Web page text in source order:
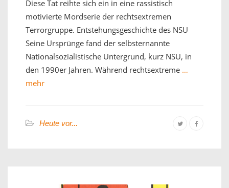
Diese Tat reihte sich ein in eine rassistisch
motivierte Mordserie der rechtsextremen
Terrorgruppe. Entstehungsgeschichte des NSU
Seine Ursprünge fand der selbsternannte
Nationalsozialistische Untergrund, kurz NSU, in
den 1990er Jahren. Während rechtsextreme …
mehr
Heute vor...